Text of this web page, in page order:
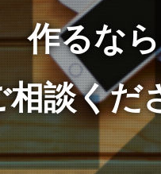
作るなら
相談くだ